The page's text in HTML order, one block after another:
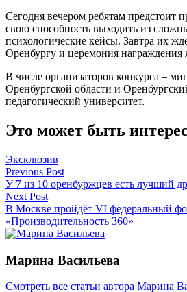
Сегодня вечером ребятам предстоит
свою способность выходить из
психологические кейсы. Завтра их
Оренбургу и церемония награждения
В числе организаторов конкурса –
Оренбургской области и
педагогический университет.
Это может быть
Эксклюзив
Навигация
по
записям
Previous Post
У 7 из 10 оренбуржцев есть лучший
Next Post
В Москве пройдёт VI федеральный
«Производительность 360»
Марина Васильева
Смотреть все статьи автора Марина